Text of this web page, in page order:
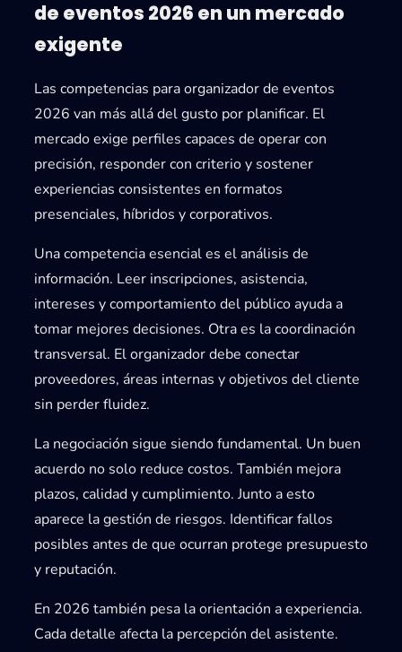
de eventos 2026 en un mercado
exigente
Las competencias para organizador de eventos
2026 van más allá del gusto por planificar. El
mercado exige perfiles capaces de operar con
precisión, responder con criterio y sostener
experiencias consistentes en formatos
presenciales, híbridos y corporativos.
Una competencia esencial es el análisis de
información. Leer inscripciones, asistencia,
intereses y comportamiento del público ayuda a
tomar mejores decisiones. Otra es lacoordinación
transversal. El organizador debe conectar
proveedores, áreas internas y objetivos del cliente
sin perder fluidez.
La negociación sigue siendo fundamental. Un buen
acuerdo no solo reduce costos. También mejora
plazos, calidad y cumplimiento. Junto a esto
aparece lagestión de riesgos. Identificar fallos
posibles antes de que ocurran protege presupuesto
y reputación.
En 2026 también pesa laorientación a experiencia.
Cada detalle afecta la percepción del asistente.